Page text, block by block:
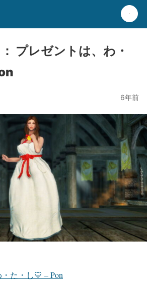
プレゼントは、わ・
6年前
た・し💛 – Pon